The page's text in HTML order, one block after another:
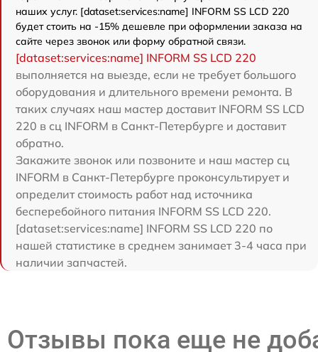
наших услуг. [dataset:services:name] INFORM SS LCD 220
будет стоить на -15% дешевле при оформлении заказа на
сайте через звонок или форму обратной связи.
[dataset:services:name] INFORM SS LCD 220
выполняется на выезде, если не требует большого
оборудования и длительного времени ремонта. В
таких случаях наш мастер доставит INFORM SS LCD
220 в сц INFORM в Санкт-Петербурге и доставит
обратно.
Закажите звонок или позвоните и наш мастер сц
INFORM в Санкт-Петербурге проконсультирует и
определит стоимость работ над источника
бесперебойного питания INFORM SS LCD 220.
[dataset:services:name] INFORM SS LCD 220 по
нашей статистике в среднем занимает 3-4 часа при
наличии запчастей.
Отзывы пока еще не